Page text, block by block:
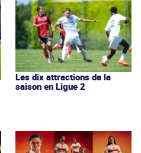
Les dix attractions de la
saison en Ligue 2